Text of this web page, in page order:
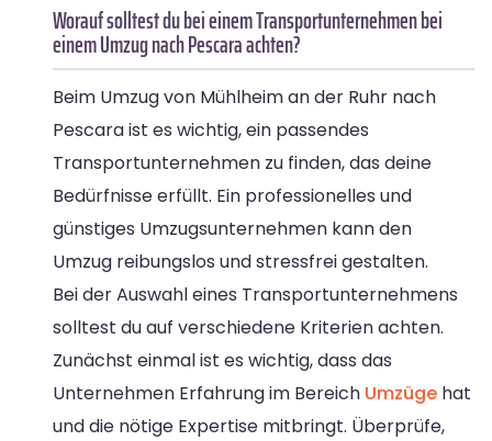
Worauf solltest du bei einem Transportunternehmen bei
einem Umzug nach Pescara achten?
Beim Umzug von Mühlheim an der Ruhr nach
Pescara ist es wichtig, ein passendes
Transportunternehmen zu finden, das deine
Bedürfnisse erfüllt. Ein professionelles und
günstiges Umzugsunternehmen kann den
Umzug reibungslos und stressfrei gestalten.
Bei der Auswahl eines Transportunternehmens
solltest du auf verschiedene Kriterien achten.
Zunächst einmal ist es wichtig, dass das
Unternehmen Erfahrung im Bereich Umzüge hat
und die nötige Expertise mitbringt. Überprüfe,